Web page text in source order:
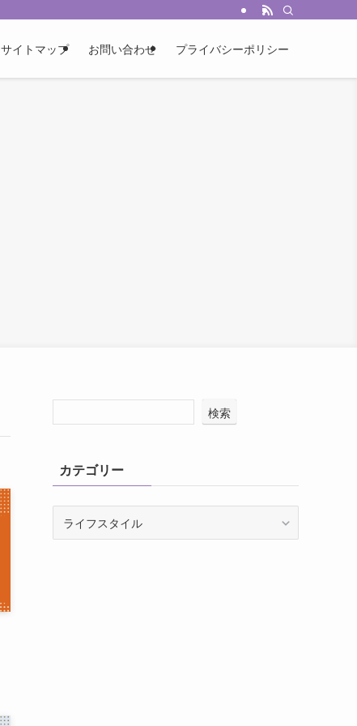
サイトマップ お問い合わせ プライバシーポリシー
検索
カテゴリー